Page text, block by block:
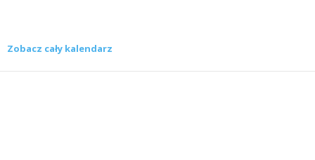
Zobacz cały kalendarz